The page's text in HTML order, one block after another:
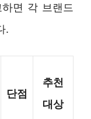
면 각 브랜드
.
단점
추천
대상